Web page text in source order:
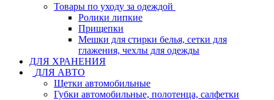
Товары по уходу за одеждой
Ролики липкие
Прищепки
Мешки для стирки белья, сетки для
глажения, чехлы для одежды
ДЛЯ ХРАНЕНИЯ
ДЛЯ АВТО
Щетки автомобильные
Губки автомобильные, полотенца, салфетки